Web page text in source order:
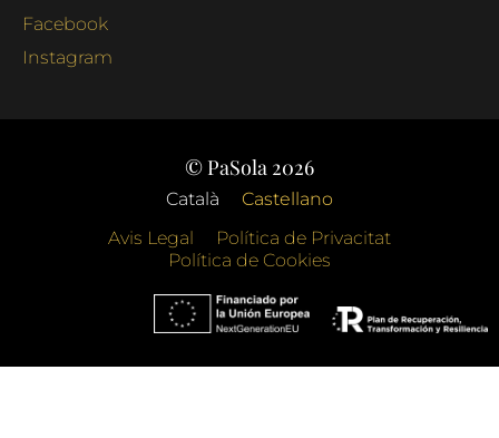
Facebook
Instagram
© PaSola 2026
Català
Castellano
Avis Legal
Política de Privacitat
Política de Cookies